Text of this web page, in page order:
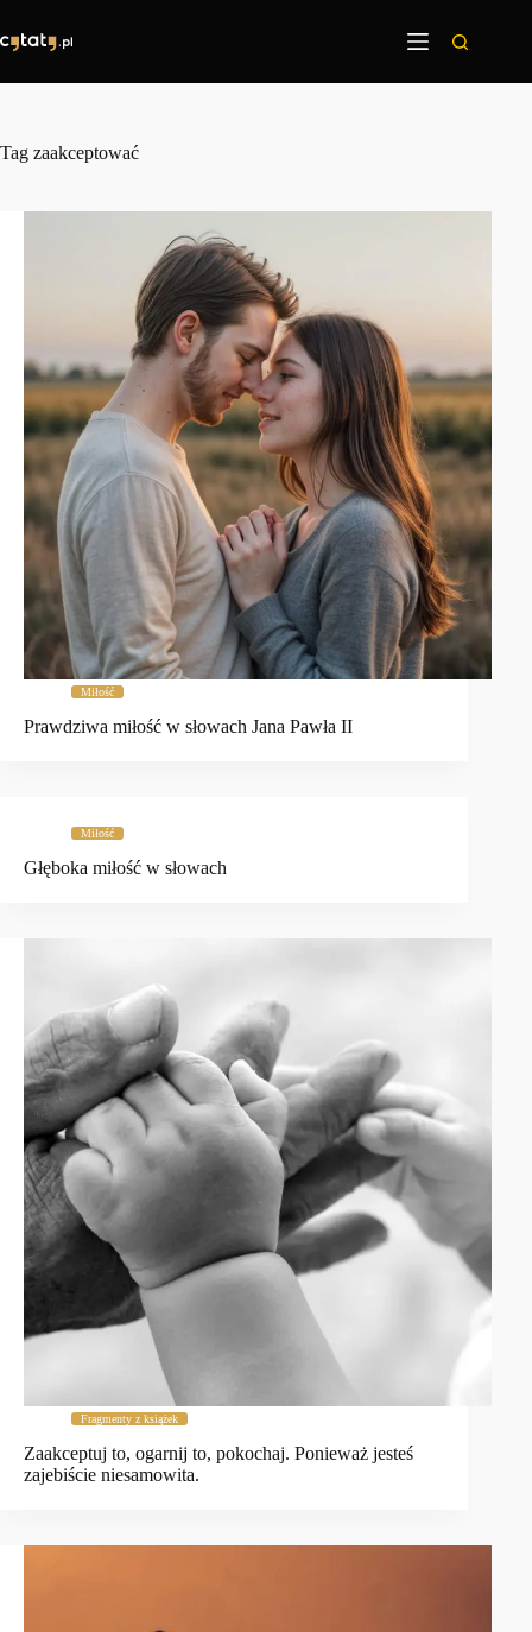
treści
Tag zaakceptować
Miłość
Prawdziwa miłość w słowach Jana Pawła II
Miłość
Głęboka miłość w słowach
Fragmenty z książek
Zaakceptuj to, ogarnij to, pokochaj. Ponieważ jesteś
zajebiście niesamowita.